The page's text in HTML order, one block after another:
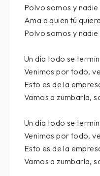
Polvo somos y
Ama a quien tú
Polvo somos y
Un día todo se
Venimos por todo,
Esto es de la
Vamos a zumbarla,
Un día todo se
Venimos por todo,
Esto es de la
Vamos a zumbarla,